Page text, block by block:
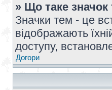
» Що таке значок
Значки тем - це
відображають
доступу,
Догори